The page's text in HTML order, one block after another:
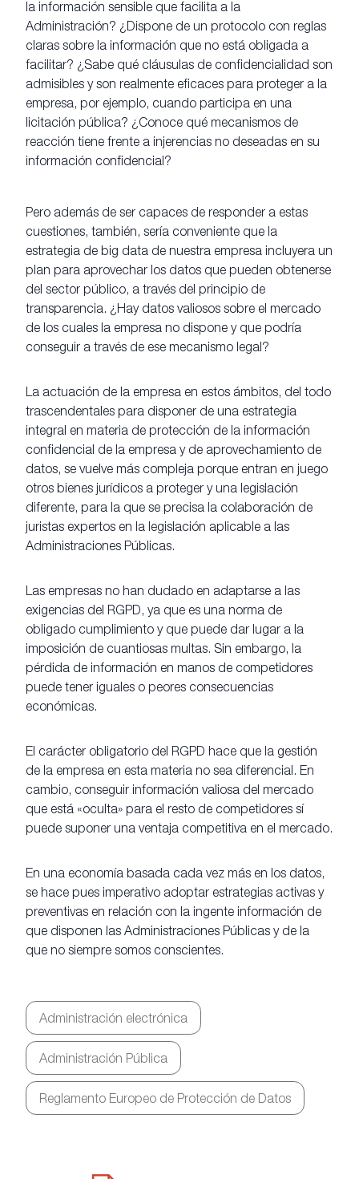
la información sensible que facilita a la
Administración? ¿Dispone de un protocolo con reglas
claras sobre la información que no está obligada a
facilitar? ¿Sabe qué cláusulas de confidencialidad son
admisibles y son realmente eficaces para proteger a la
empresa, por ejemplo, cuando participa en una
licitación pública? ¿Conoce qué mecanismos de
reacción tiene frente a injerencias no deseadas en su
información confidencial?
Pero además de ser capaces de responder a estas
cuestiones, también, sería conveniente que la
estrategia de big data de nuestra empresa incluyera un
plan para aprovechar los datos que pueden obtenerse
del sector público, a través del principio de
transparencia. ¿Hay datos valiosos sobre el mercado
de los cuales la empresa no dispone y que podría
conseguir a través de ese mecanismo legal?
La actuación de la empresa en estos ámbitos, del todo
trascendentales para disponer de una estrategia
integral en materia de protección de la información
confidencial de la empresa y de aprovechamiento de
datos, se vuelve más compleja porque entran en juego
otros bienes jurídicos a proteger y una legislación
diferente, para la que se precisa la colaboración de
juristas expertos en la legislación aplicable a las
Administraciones Públicas.
Las empresas no han dudado en adaptarse a las
exigencias del RGPD, ya que es una norma de
obligado cumplimiento y que puede dar lugar a la
imposición de cuantiosas multas. Sin embargo, la
pérdida de información en manos de competidores
puede tener iguales o peores consecuencias
económicas.
El carácter obligatorio del RGPD hace que la gestión
de la empresa en esta materia no sea diferencial. En
cambio, conseguir información valiosa del mercado
que está «oculta» para el resto de competidores sí
puede suponer una ventaja competitiva en el mercado.
En una economía basada cada vez más en los datos,
se hace pues imperativo adoptar estrategias activas y
preventivas en relación con la ingente información de
que disponen las Administraciones Públicas y de la
que no siempre somos conscientes.
Administración electrónica
Administración Pública
Reglamento Europeo de Protección de Datos